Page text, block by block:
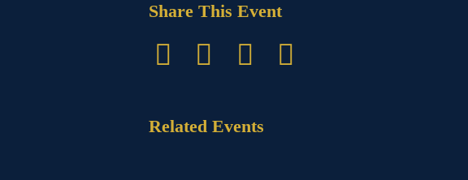
Share This Event
Related Events